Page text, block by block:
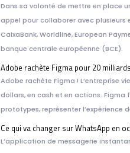
Dans sa volonté de mettre en place
appel pour collaborer avec plusieurs
CaixaBank, Worldline, European
banque centrale européenne (BCE).
Adobe rachète Figma pour 20
Adobe rachète Figma ! L’entreprise
dollars, en cash et en actions.
prototypes, représenter l’expérience
Ce qui va changer sur WhatsApp en
L’application de messagerie